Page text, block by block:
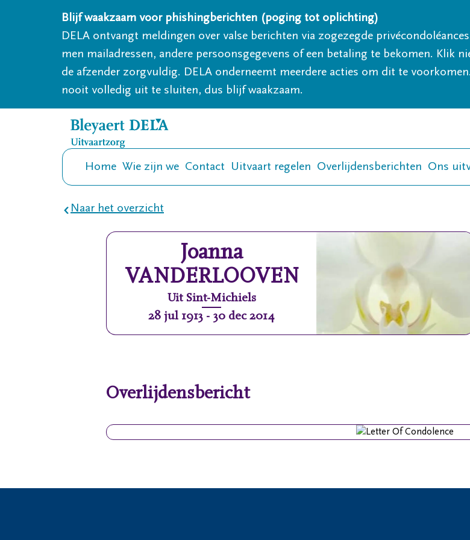
Overslaan en naar inhoud gaan
Blijf waakzaam voor phishingberichten (poging tot oplichting)
DELA ontvangt meldingen over valse berichten via zogezegde
men mailadressen, andere persoonsgegevens of een betaling te bekomen. Klik
de afzender zorgvuldig. DELA onderneemt meerdere acties om dit te
nooit volledig uit te sluiten, dus blijf waakzaam.
Home Wie zijn we Contact Uitvaart regelen Overlijdensberichten Ons
Naar het overzicht
Joanna
VANDERLOOVEN
Uit Sint-Michiels
28 jul 1913 - 30 dec 2014
Overlijdensbericht